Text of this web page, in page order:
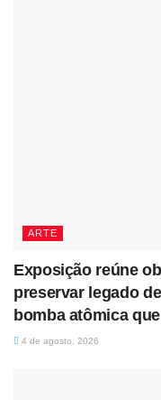
ARTE
Exposição reúne
preservar legado
bomba atômica
4 de agosto, 2026